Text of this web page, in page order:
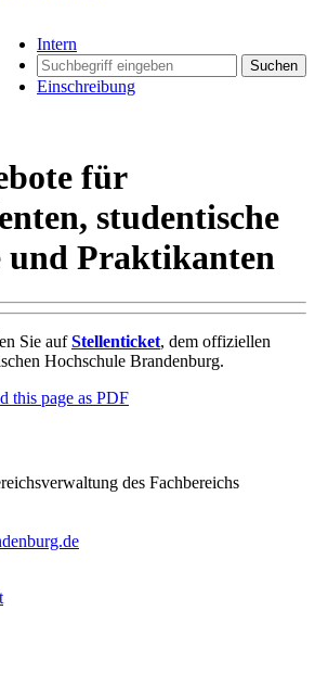
Intern
Suchen
Einschreibung
für
studentische
Praktikanten
Sie aufStellenticket, dem offiziellen
Hochschule Brandenburg.
this page as PDF
des Fachbereichs